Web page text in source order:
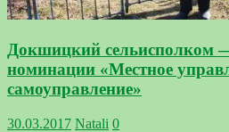
Докшицкий сельисполком
номинации «Местное
самоуправление»
30.03.2017 Natali 0